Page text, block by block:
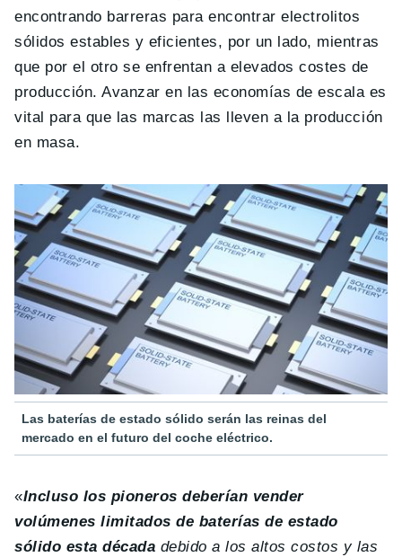
encontrando barreras para encontrar electrolitos
sólidos estables y eficientes, por un lado, mientras
que por el otro se enfrentan a elevados costes de
producción. Avanzar en las economías de escala es
vital para que las marcas las lleven a la producción
en masa.
Las baterías de estado sólido serán las reinas del
mercado en el futuro del coche eléctrico.
«Incluso los pioneros deberían vender
volúmenes limitados de baterías de estado
sólido esta década debido a los altos costos y las